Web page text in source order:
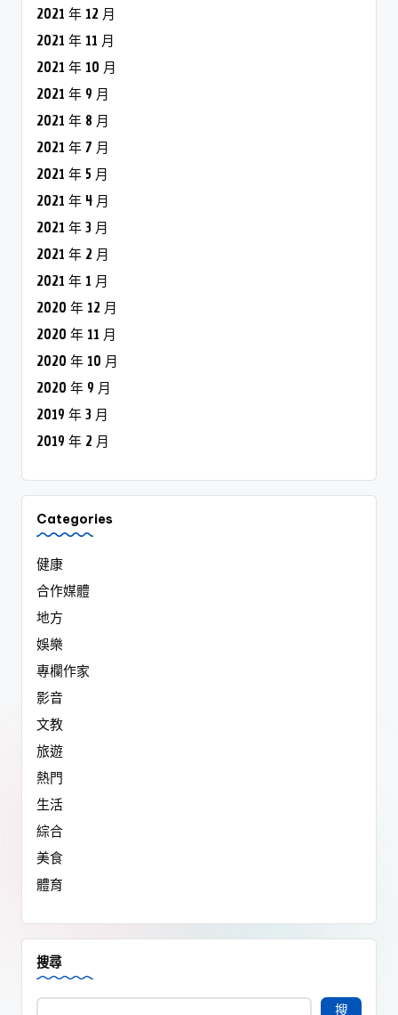
2021 年 12 月
2021 年 11 月
2021 年 10 月
2021 年 9 月
2021 年 8 月
2021 年 7 月
2021 年 5 月
2021 年 4 月
2021 年 3 月
2021 年 2 月
2021 年 1 月
2020 年 12 月
2020 年 11 月
2020 年 10 月
2020 年 9 月
2019 年 3 月
2019 年 2 月
Categories
健康
合作媒體
地方
娛樂
專欄作家
影音
文教
旅遊
熱門
生活
綜合
美食
體育
搜尋
搜